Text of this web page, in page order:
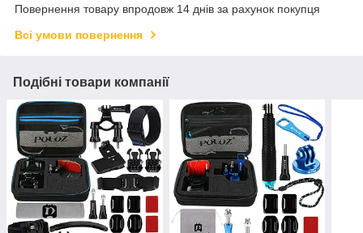
Повернення товару впродовж 14 днів за рахунок покупця
Всі умови повернення
Подібні товари компанії